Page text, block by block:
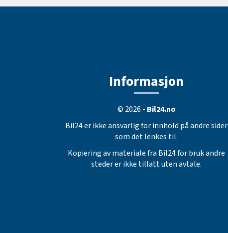
Informasjon
© 2026 - Bil24.no
Bil24 er ikke ansvarlig for innhold på andre sider
som det lenkes til.
Kopiering av materiale fra Bil24 for bruk andre
steder er ikke tillatt uten avtale.